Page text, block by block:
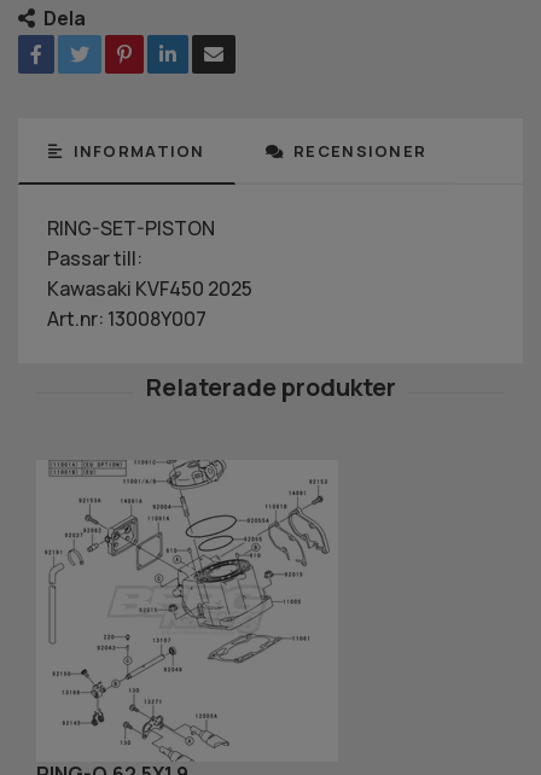
Dela
INFORMATION RECENSIONER
RING-SET-PISTON
Passar till:
Kawasaki KVF450 2025
Art.nr: 13008Y007